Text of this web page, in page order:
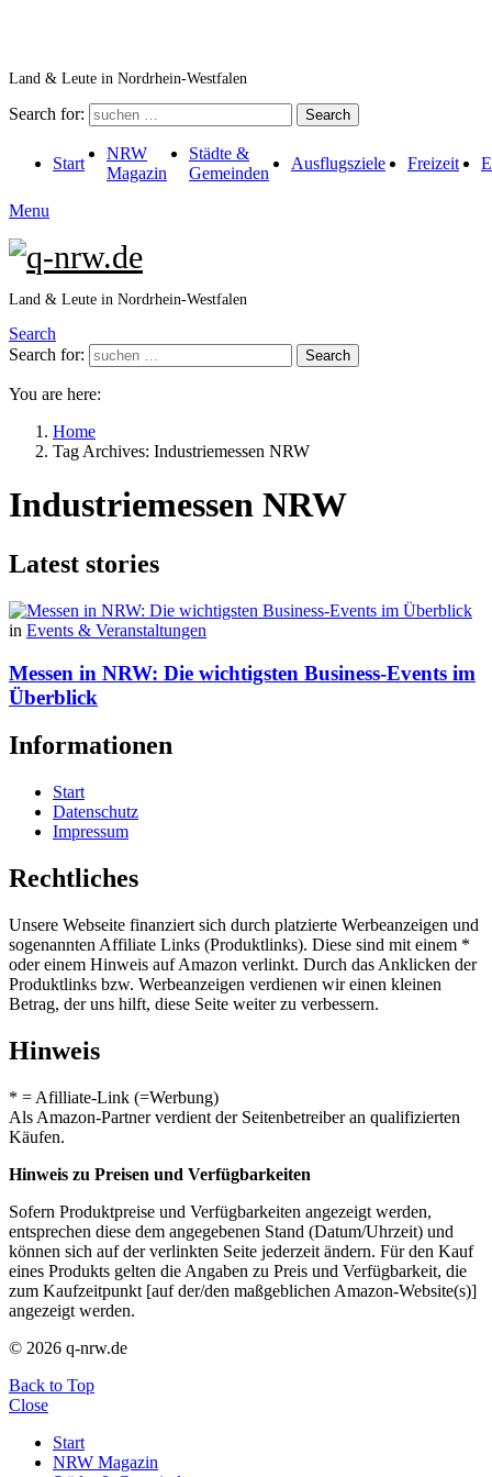
Land & Leute in Nordrhein-Westfalen
Search for: Search
Start
NRW
Magazin
Städte &
Gemeinden
Ausflugsziele Freizeit
Menu
Land & Leute in Nordrhein-Westfalen
Search
Search for:
Search
You are here:
Home
Tag Archives: Industriemessen NRW
Industriemessen NRW
Latest stories
in Events & Veranstaltungen
Messen in NRW: Die wichtigsten Business-Events im
Überblick
Informationen
Start
Datenschutz
Impressum
Rechtliches
Unsere Webseite finanziert sich durch platzierte Werbeanzeigen und
sogenannten Affiliate Links (Produktlinks). Diese sind mit einem *
oder einem Hinweis auf Amazon verlinkt. Durch das Anklicken der
Produktlinks bzw. Werbeanzeigen verdienen wir einen kleinen
Betrag, der uns hilft, diese Seite weiter zu verbessern.
Hinweis
* = Afilliate-Link (=Werbung)
Als Amazon-Partner verdient der Seitenbetreiber an qualifizierten
Käufen.
Hinweis zu Preisen und Verfügbarkeiten
Sofern Produktpreise und Verfügbarkeiten angezeigt werden,
entsprechen diese dem angegebenen Stand (Datum/Uhrzeit) und
können sich auf der verlinkten Seite jederzeit ändern. Für den Kauf
eines Produkts gelten die Angaben zu Preis und Verfügbarkeit, die
zum Kaufzeitpunkt [auf der/den maßgeblichen Amazon-Website(s)]
angezeigt werden.
© 2026 q-nrw.de
Back to Top
Close
Start
NRW Magazin